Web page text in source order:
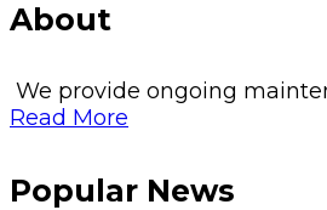
About
We provide ongoing
Read More
Popular News